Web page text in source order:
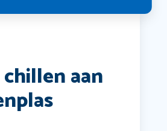
aan